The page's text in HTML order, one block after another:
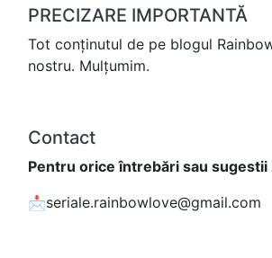
PRECIZARE IMPORTANTĂ
Tot conținutul de pe blogul
nostru. Mulțumim.
Contact
Pentru orice întrebări sau
📩seriale.rainbowlove@gmail.com